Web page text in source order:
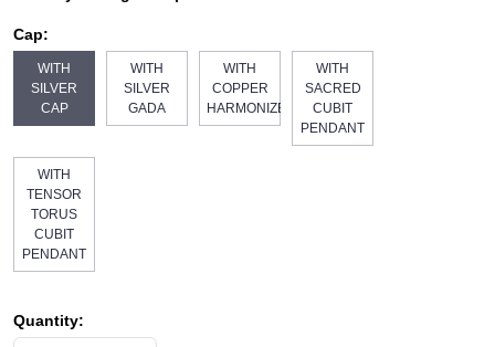
Cap:
WITH
SILVER
CAP
WITH
SILVER
GADA
WITH
COPPER
HARMONIZER
WITH
SACRED
CUBIT
PENDANT
WITH
TENSOR
TORUS
CUBIT
PENDANT
Quantity: